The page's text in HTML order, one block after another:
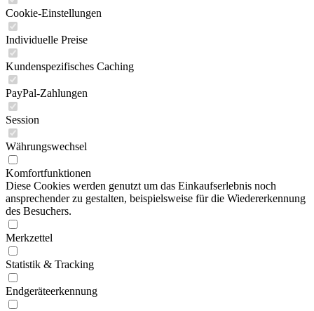
Cookie-Einstellungen
Individuelle Preise
Kundenspezifisches Caching
PayPal-Zahlungen
Session
Währungswechsel
Komfortfunktionen
Diese Cookies werden genutzt um das Einkaufserlebnis noch
ansprechender zu gestalten, beispielsweise für die Wiedererkennung
des Besuchers.
Merkzettel
Statistik & Tracking
Endgeräteerkennung